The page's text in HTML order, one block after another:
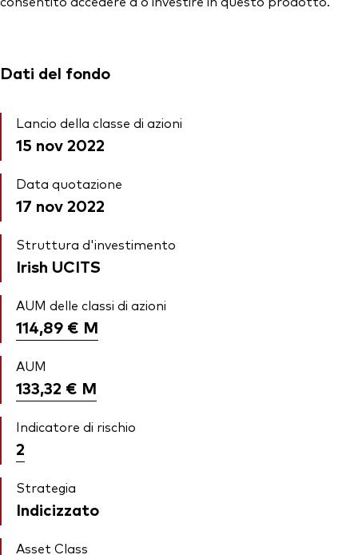
Dati del fondo
Lancio della classe di azioni
15 nov 2022
Data quotazione
17 nov 2022
Struttura d'investimento
Irish UCITS
AUM delle classi di azioni
114,89 € M
AUM
133,32 € M
Indicatore di rischio
2
Strategia
Indicizzato
Asset Class